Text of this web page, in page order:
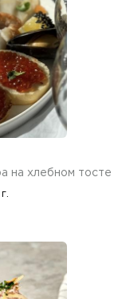
на хлебном тосте